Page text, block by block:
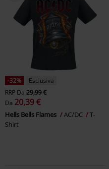
-32%
Esclusiva
RRP Da 29,99 €
Da 20,39 €
Hells Bells Flames AC/DC
T-
Shirt